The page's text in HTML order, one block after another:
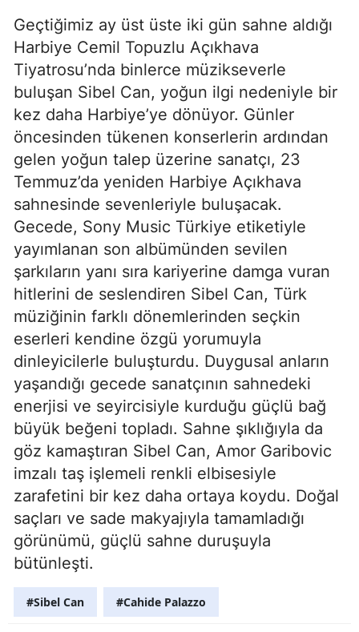
Geçtiğimiz ay üst üste iki gün sahne aldığı
Harbiye Cemil Topuzlu Açıkhava
Tiyatrosu’nda binlerce müzikseverle
buluşan Sibel Can, yoğun ilgi nedeniyle bir
kez daha Harbiye’ye dönüyor. Günler
öncesinden tükenen konserlerin ardından
gelen yoğun talep üzerine sanatçı, 23
Temmuz’da yeniden Harbiye Açıkhava
sahnesinde sevenleriyle buluşacak.
Gecede, Sony Music Türkiye etiketiyle
yayımlanan son albümünden sevilen
şarkıların yanı sıra kariyerine damga vuran
hitlerini de seslendiren Sibel Can, Türk
müziğinin farklı dönemlerinden seçkin
eserleri kendine özgü yorumuyla
dinleyicilerle buluşturdu. Duygusal anların
yaşandığı gecede sanatçının sahnedeki
enerjisi ve seyircisiyle kurduğu güçlü bağ
büyük beğeni topladı. Sahne şıklığıyla da
göz kamaştıran Sibel Can, Amor Garibovic
imzalı taş işlemeli renkli elbisesiyle
zarafetini bir kez daha ortaya koydu. Doğal
saçları ve sade makyajıyla tamamladığı
görünümü, güçlü sahne duruşuyla
bütünleşti.
#Sibel Can #Cahide Palazzo